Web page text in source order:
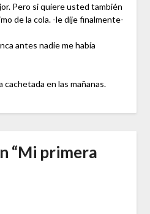
Pero si quiere usted también
de la cola. -le dije finalmente-
antes nadie me había
cachetada en las mañanas.
“Mi primera